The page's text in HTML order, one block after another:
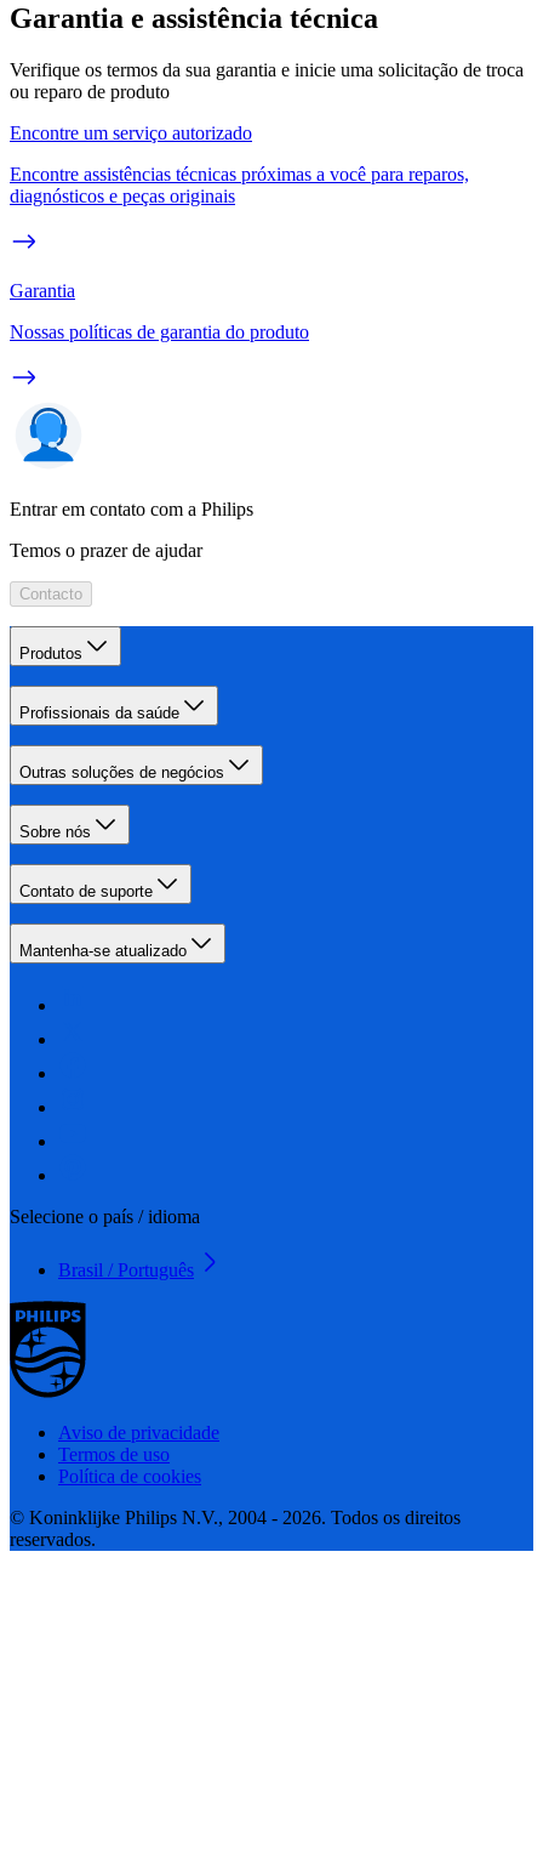
Garantia e assistência técnica
Verifique os termos da sua garantia e inicie uma solicitação de troca
ou reparo de produto
Encontre um serviço autorizado
Encontre assistências técnicas próximas a você para reparos,
diagnósticos e peças originais
Garantia
Nossas políticas de garantia do produto
Entrar em contato com a Philips
Temos o prazer de ajudar
Contacto
Produtos
Profissionais da saúde
Outras soluções de negócios
Sobre nós
Contato de suporte
Mantenha-se atualizado
Selecione o país / idioma
Brasil / Português
Aviso de privacidade
Termos de uso
Política de cookies
© Koninklijke Philips N.V., 2004 - 2026. Todos os direitos
reservados.